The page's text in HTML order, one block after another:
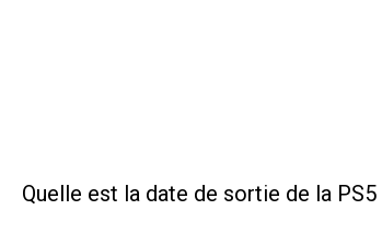
Quelle est la date de sortie de la PS5